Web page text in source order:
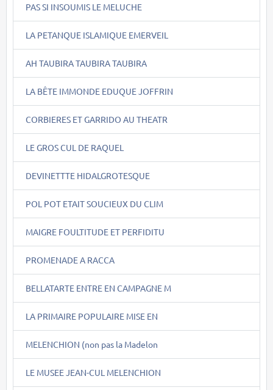
PAS SI INSOUMIS LE MELUCHE
LA PETANQUE ISLAMIQUE EMERVEIL
AH TAUBIRA TAUBIRA TAUBIRA
LA BÊTE IMMONDE EDUQUE JOFFRIN
CORBIERES ET GARRIDO AU THEATR
LE GROS CUL DE RAQUEL
DEVINETTTE HIDALGROTESQUE
POL POT ETAIT SOUCIEUX DU CLIM
MAIGRE FOULTITUDE ET PERFIDITU
PROMENADE A RACCA
BELLATARTE ENTRE EN CAMPAGNE M
LA PRIMAIRE POPULAIRE MISE EN
MELENCHION (non pas la Madelon
LE MUSEE JEAN-CUL MELENCHION